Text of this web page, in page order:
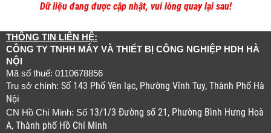
Dữ liệu đang được cập nhật, vui lòng quay lại sau!
THÔNG TIN LIÊN HỆ:
CÔNG TY TNHH MÁY VÀ THIẾT BỊ CÔNG NGHIỆP HDH HÀ
NỘI
Mã số thuế: 0110678856
Trụ sở chính: Số 143 Phố Yên lạc, Phường Vĩnh Tuy, Thành Phố Hà
Nội
CN Hồ Chí Minh: Số 13/1/3 Đường số 21, Phường Bình Hưng Hoà
A, Thành phố Hồ Chí Minh